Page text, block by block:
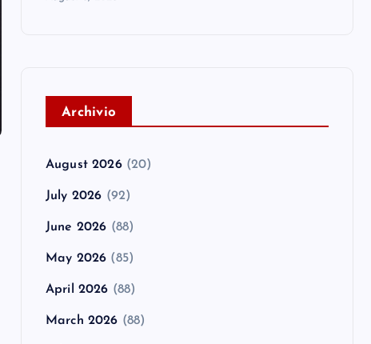
Archivio
August 2026(20)
July 2026 (92)
June 2026 (88)
May 2026 (85)
April 2026 (88)
March 2026 (88)